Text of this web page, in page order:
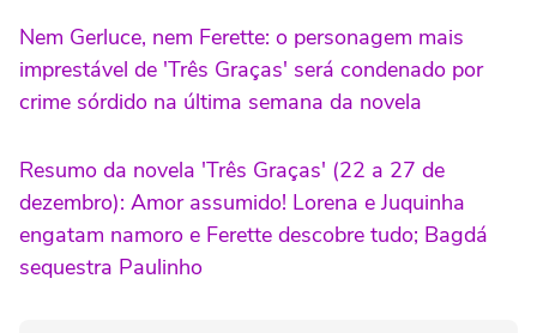
Nem Gerluce, nem Ferette: o personagem mais
imprestável de 'Três Graças' será condenado por
crime sórdido na última semana da novela
Resumo da novela 'Três Graças' (22 a 27 de
dezembro): Amor assumido! Lorena e Juquinha
engatam namoro e Ferette descobre tudo; Bagdá
sequestra Paulinho